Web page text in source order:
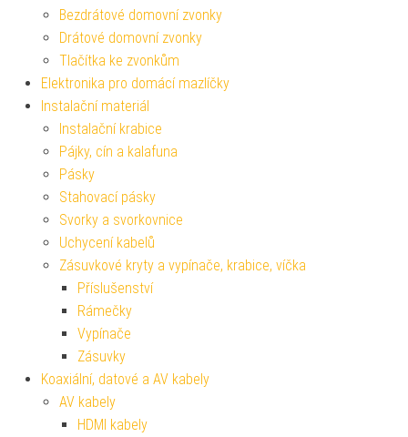
Bezdrátové domovní zvonky
Drátové domovní zvonky
Tlačítka ke zvonkům
Elektronika pro domácí mazlíčky
Instalační materiál
Instalační krabice
Pájky, cín a kalafuna
Pásky
Stahovací pásky
Svorky a svorkovnice
Uchycení kabelů
Zásuvkové kryty a vypínače, krabice, víčka
Příslušenství
Rámečky
Vypínače
Zásuvky
Koaxiální, datové a AV kabely
AV kabely
HDMI kabely